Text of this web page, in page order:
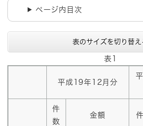
ページ内目次
表のサイズを切り替え
表1
平成19年12月分
件
数
金額